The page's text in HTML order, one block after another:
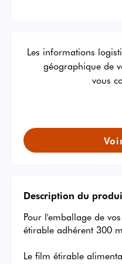
Les informations
géographique de
vous
Description du
Pour l'emballage de
étirable adhérent 300
Le film étirable